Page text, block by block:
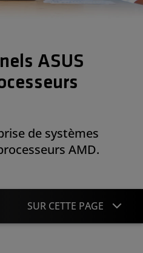
ASUS
de systèmes
AMD.
SUR CETTE PAGE